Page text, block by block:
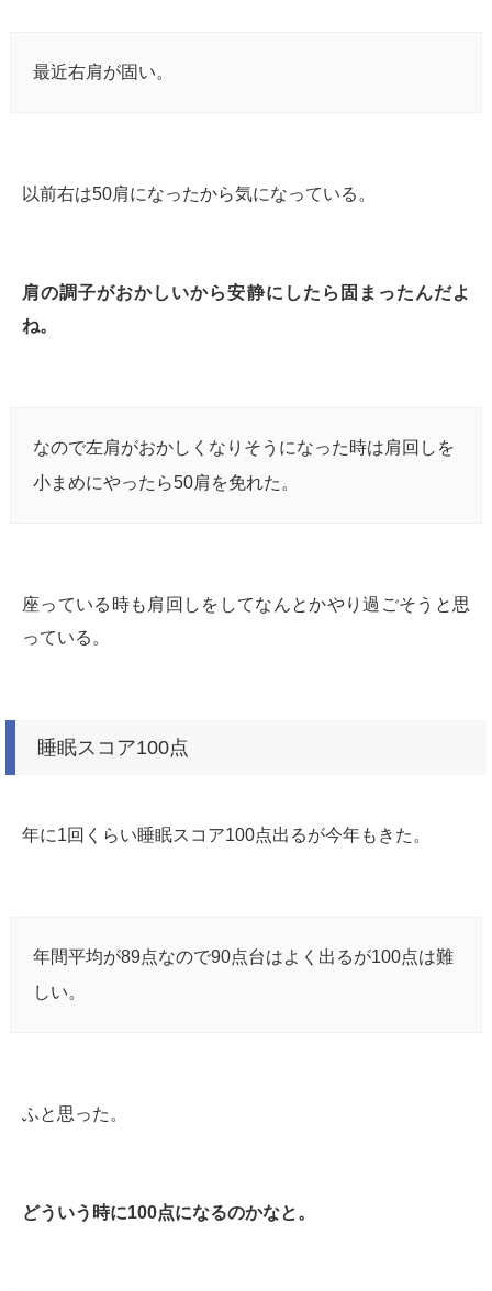
最近右肩が固い。
以前右は50肩になったから気になっている。
肩の調子がおかしいから安静にしたら固まったんだよ
ね。
なので左肩がおかしくなりそうになった時は肩回しを
小まめにやったら50肩を免れた。
座っている時も肩回しをしてなんとかやり過ごそうと思
っている。
睡眠スコア100点
年に1回くらい睡眠スコア100点出るが今年もきた。
年間平均が89点なので90点台はよく出るが100点は難
しい。
ふと思った。
どういう時に100点になるのかなと。